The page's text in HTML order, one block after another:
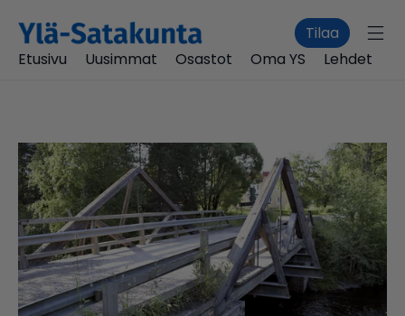
Tilaa
Etusivu
Uusimmat Osastot Oma YS Lehdet